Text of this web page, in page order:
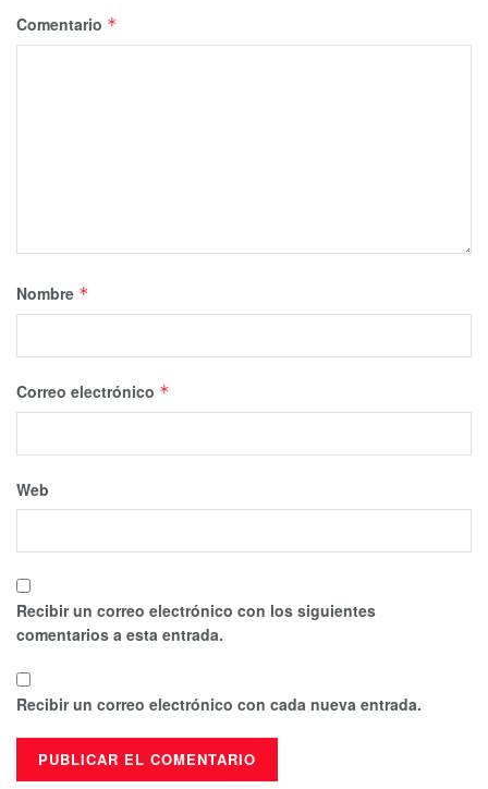
Comentario *
Nombre *
Correo electrónico *
Web
Recibir un correo electrónico con los siguientes
comentarios a esta entrada.
Recibir un correo electrónico con cada nueva entrada.